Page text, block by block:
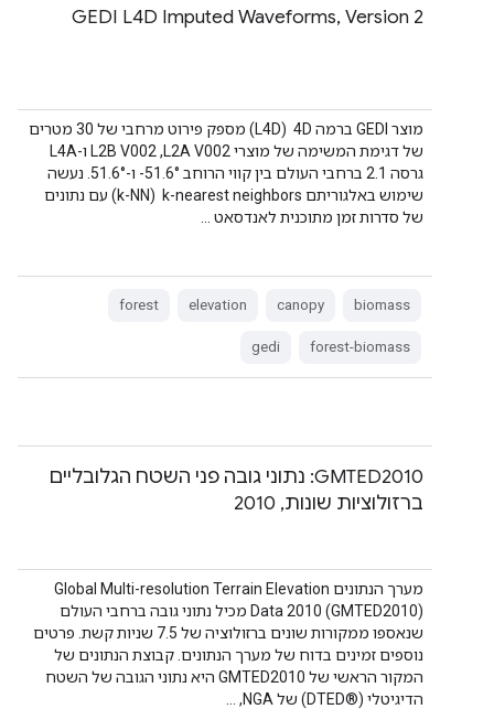
GEDI L4D Imputed Waveforms, Version 2
מוצר GEDI ברמה 4D ‏ (L4D) מספק פירוט מרחבי של 30 מטרים
של דגימת המשימה של מוצרי L2A V002,‏ L2B V002 ו-L4A
גרסה 2.1 ברחבי העולם בין קווי הרוחב ‎-51.6°‎ ו-‎51.6°‎. נעשה
שימוש באלגוריתם k-nearest neighbors ‏ (k-NN) עם נתונים
של סדרות זמן מתוכנית לאנדסאט …
biomass
canopy
elevation
forest
forest-biomass
gedi
‫GMTED2010: נתוני גובה פני השטח הגלובליים
ברזולוציות שונות, 2010
מערך הנתונים Global Multi-resolution Terrain Elevation
Data 2010 (GMTED2010) מכיל נתוני גובה ברחבי העולם
שנאספו ממקורות שונים ברזולוציה של 7.5 שניות קשת. פרטים
נוספים זמינים בדוח של מערך הנתונים. קבוצת הנתונים של
המקור הראשי של GMTED2010 היא נתוני הגובה של השטח
הדיגיטלי (DTED®‎) של NGA, …